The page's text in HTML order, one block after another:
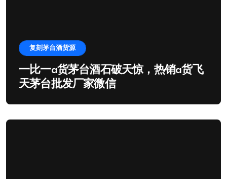
复刻茅台酒货源
一比一a货茅台酒石破天惊，热销a货飞
天茅台批发厂家微信